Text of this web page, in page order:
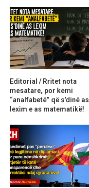
Editorial / Rritet nota
mesatare, por kemi
“analfabetë” që s’dinë as
lexim e as matematikë!